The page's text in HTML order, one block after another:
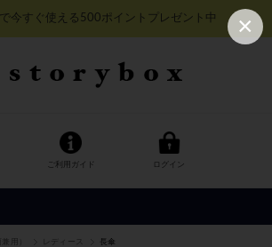
今すぐ使える500ポイントプレゼント中
ご利用ガイド ログイン
レディース 長傘
×